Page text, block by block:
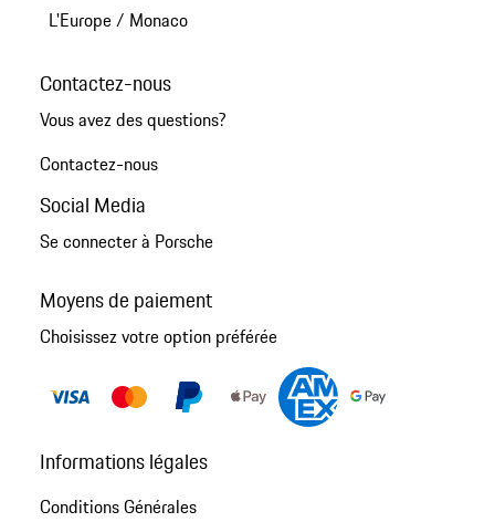
L'Europe/ Monaco
Contactez-nous
Vous avez des questions?
Contactez-nous
Social Media
Se connecter à Porsche
Moyens de paiement
Choisissez votre option préférée
Informations légales
Conditions Générales